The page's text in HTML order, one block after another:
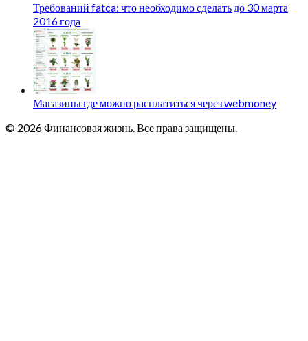
Требований fatca: что необходимо сделать до 30 марта
2016 года
Магазины где можно расплатиться через webmoney
© 2026 Финансовая жизнь. Все права защищены.